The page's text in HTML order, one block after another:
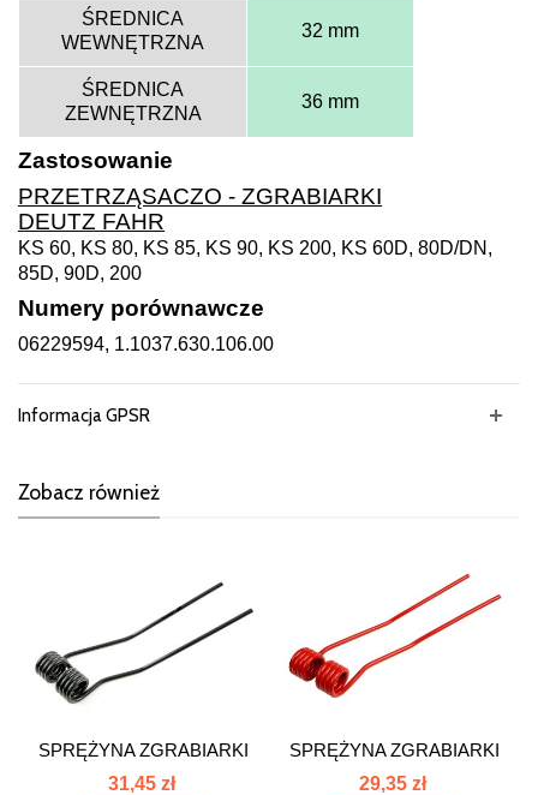
ŚREDNICA
WEWNĘTRZNA
32 mm
ŚREDNICA
ZEWNĘTRZNA
36 mm
Zastosowanie
PRZETRZĄSACZO - ZGRABIARKI
DEUTZ FAHR
KS 60, KS 80, KS 85, KS 90, KS 200, KS 60D, 80D/DN,
85D, 90D, 200
Numery porównawcze
06229594, 1.1037.630.106.00
Informacja GPSR
Zobacz również
SPRĘŻYNA ZGRABIARKI
DEUTZ FAHR...
31,45 zł
SPRĘŻYNA ZGRABIARKI
DEUTZ FAHR...
29,35 zł